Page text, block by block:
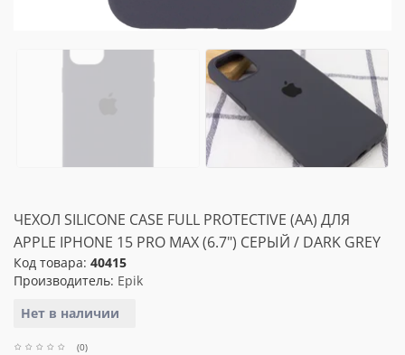
ЧЕХОЛ SILICONE CASE FULL PROTECTIVE (AA) ДЛЯ
APPLE IPHONE 15 PRO MAX (6.7") СЕРЫЙ / DARK GREY
Код товара: 40415
Производитель: Epik
Нет в наличии
(0)